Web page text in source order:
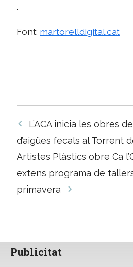
.
Font: martorelldigital.cat
Navegació
per
entrades
L’ACA inicia les obres
d’aigües fecals al Torrent
Artistes Plàstics obre Ca
extens programa de
primavera
Publicitat